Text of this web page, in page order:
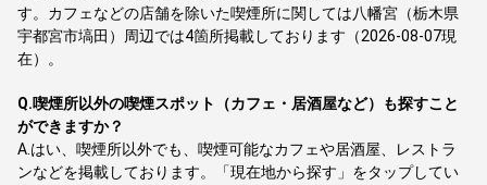
す。カフェなどの店舗を除いた喫煙所に関しては八幡宮（栃木県
宇都宮市塙田）周辺では4箇所掲載しております（2026-08-07現
在）。
Q.喫煙所以外の喫煙スポット（カフェ・居酒屋など）も探すこと
ができますか？
A. はい、喫煙所以外でも、喫煙可能なカフェや居酒屋、レストラ
ンなどを掲載しております。「現在地から探す」をタップしてい